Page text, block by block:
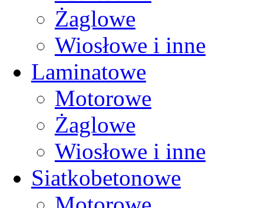
Żaglowe
Wiosłowe i inne
Laminatowe
Motorowe
Żaglowe
Wiosłowe i inne
Siatkobetonowe